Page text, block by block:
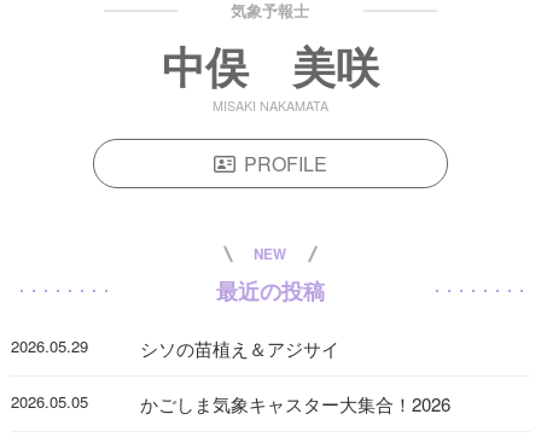
気象予報士
中俣 美咲
MISAKI NAKAMATA
PROFILE
NEW
最近の投稿
2026.05.29 シソの苗植え＆アジサイ
2026.05.05 かごしま気象キャスター大集合！2026